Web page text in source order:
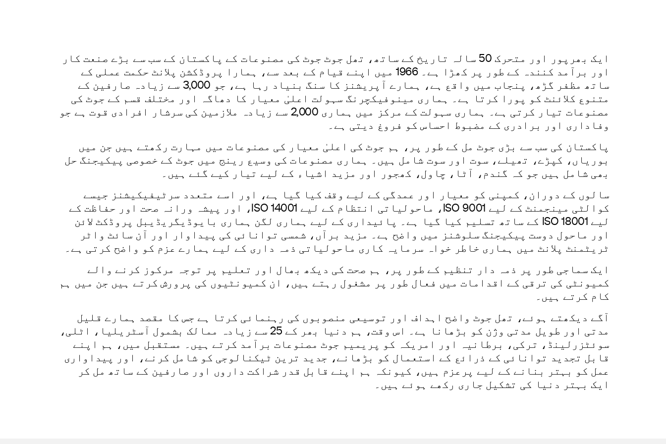
ایک بھرپور اور متحرک 50 سالہ تاریخ کے ساتھ، تھل جوٹ جوٹ کی مصنوعات کے پاکستان کے سب سے بڑے صنعت کار
اور برآمد کنندہ کے طور پر کھڑا ہے۔ 1966 میں اپنے قیام کے بعد سے، ہمارا پروڈکشن پلانٹ حکمت عملی کے
ساتھ مظفر گڑھ، پنجاب میں واقع ہے، ہمارے آپریشنز کا سنگ بنیاد رہا ہے، جو 3,000 سے زیادہ صارفین کے
متنوع کلائنٹ کو پورا کرتا ہے۔ ہماری مینوفیکچرنگ سہولت اعلیٰ معیار کا دھاگہ اور مختلف قسم کے جوٹ کی
مصنوعات تیار کرتی ہے۔ ہماری سہولت کے مرکز میں ہماری 2,000 سے زیادہ ملازمین کی سرشار افرادی قوت ہے جو
وفاداری اور برادری کے مضبوط احساس کو فروغ دیتی ہے۔
پاکستان کی سب سے بڑی جوٹ مل کے طور پر، ہم جوٹ کی اعلیٰ معیار کی مصنوعات میں مہارت رکھتے ہیں جن میں
بوریاں، کپڑے، تھیلے، سوت اور سوت شامل ہیں۔ ہماری مصنوعات کی وسیع رینج میں جوٹ کے خصوصی پیکیجنگ حل
بھی شامل ہیں جو کہ گندم، آٹا، چاول، کھجور اور مزید اشیاء کے لیے تیار کیے گئے ہیں۔
سالوں کے دوران، کمپنی کو معیار اور عمدگی کے لیے وقف کیا گیا ہے، اور اسے متعدد سرٹیفیکیشنز جیسے
کوالٹی مینجمنٹ کے لیے ISO 9001، ماحولیاتی انتظام کے لیے ISO 14001، اور پیشہ ورانہ صحت اور حفاظت کے
لیے ISO 18001 کے ساتھ تسلیم کیا گیا ہے۔ پائیداری کے لیے ہماری لگن ہماری بایوڈیگریڈیبل پروڈکٹ لائن
اور ماحول دوست پیکیجنگ سلوشنز میں واضح ہے۔ مزید برآں، شمسی توانائی کی پیداوار اور آن سائٹ واٹر
ٹریٹمنٹ پلانٹ میں ہماری خاطر خواہ سرمایہ کاری ماحولیاتی ذمہ داری کے لیے ہمارے عزم کو واضح کرتی ہے۔
ایک سماجی طور پر ذمہ دار تنظیم کے طور پر، ہم صحت کی دیکھ بھال اور تعلیم پر توجہ مرکوز کرنے والے
کمیونٹی کی ترقی کے اقدامات میں فعال طور پر مشغول رہتے ہیں، ان کمیونٹیوں کی پرورش کرتے ہیں جن میں ہم
کام کرتے ہیں۔
آگے دیکھتے ہوئے، تھل جوٹ واضح اہداف اور توسیعی منصوبوں کی رہنمائی کرتا ہے جس کا مقصد ہمارے قلیل
مدتی اور طویل مدتی وژن کو بڑھانا ہے۔ اس وقت، ہم دنیا بھر کے 25 سے زیادہ ممالک بشمول آسٹریلیا، اٹلی،
سوئٹزرلینڈ، ترکی، برطانیہ اور امریکہ کو پریمیم جوٹ مصنوعات برآمد کرتے ہیں۔ مستقبل میں، ہم اپنے
قابل تجدید توانائی کے ذرائع کے استعمال کو بڑھانے، جدید ترین ٹیکنالوجی کو شامل کرنے، اور پیداواری
عمل کو بہتر بنانے کے لیے پرعزم ہیں، کیونکہ ہم اپنے قابل قدر شراکت داروں اور صارفین کے ساتھ مل کر
ایک بہتر دنیا کی تشکیل جاری رکھے ہوئے ہیں۔